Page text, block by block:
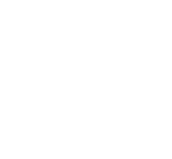
G　　      A